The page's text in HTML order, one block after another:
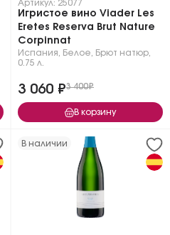
Артикул: 25077
Игристое вино Viader Les
Eretes Reserva Brut Nature
Corpinnat
Испания Белое Брют натюр
0.75 л.
3 060 ₽3 400₽
В корзину
В наличии